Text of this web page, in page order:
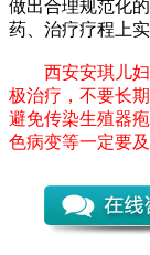
做出合理规范化
药、治疗疗程上
西安安琪儿
极治疗，不要长
避免传染生殖器
色病变等一定要